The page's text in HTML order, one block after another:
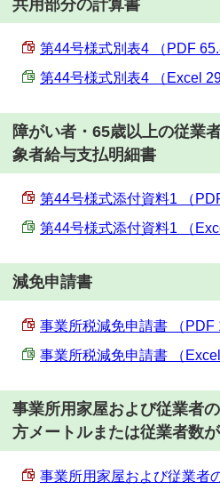
共用部分の計算書
第44号様式別表4 （PDF
第44号様式別表4 （Excel
障がい者・65歳以上の従業
象者給与支払明細書
第44号様式添付資料1 （
第44号様式添付資料1 （
減免申請書
事業所税減免申請書 （PDF
事業所税減免申請書 （Excel
事業所用家屋および従業者
方メートルまたは従業者数
事業所用家屋および従業者